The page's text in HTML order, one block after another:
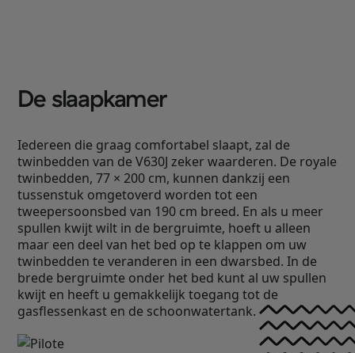
De slaapkamer
Iedereen die graag comfortabel slaapt, zal de
twinbedden van de V630J zeker waarderen. De royale
twinbedden, 77 × 200 cm, kunnen dankzij een
tussenstuk omgetoverd worden tot een
tweepersoonsbed van 190 cm breed. En als u meer
spullen kwijt wilt in de bergruimte, hoeft u alleen
maar een deel van het bed op te klappen om uw
twinbedden te veranderen in een dwarsbed. In de
brede bergruimte onder het bed kunt al uw spullen
kwijt en heeft u gemakkelijk toegang tot de
gasflessenkast en de schoonwatertank.